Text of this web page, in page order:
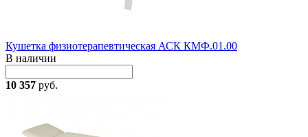
Кушетка физиотерапевтическая АСК КМФ.01.00
В наличии
10 357 руб.